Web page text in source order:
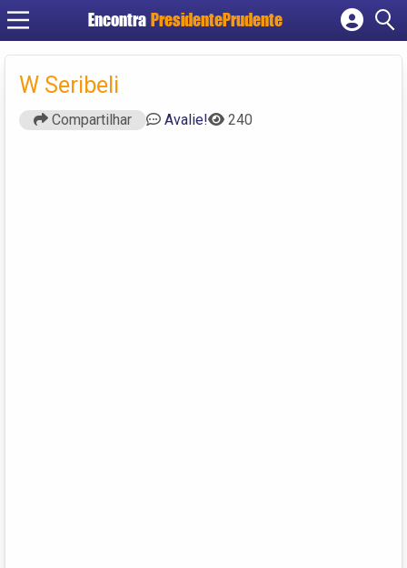
Encontra PresidentePrudente
Cadastrar empresa
W Seribeli
Compartilhar Avalie! 240